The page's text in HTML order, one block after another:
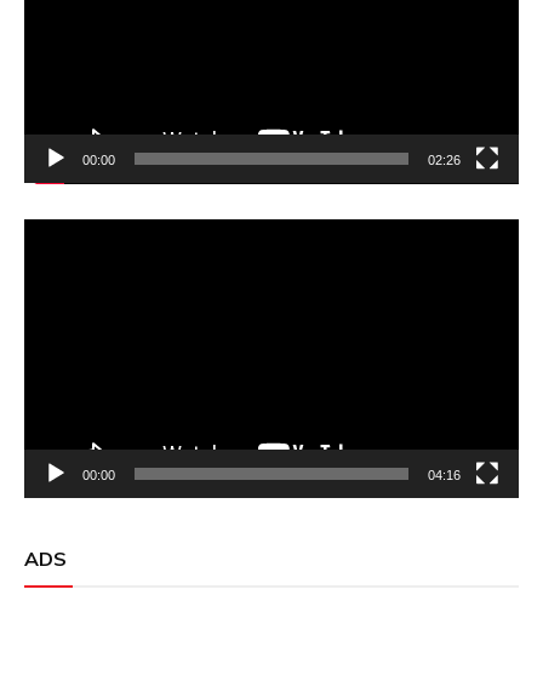
00:00 02:26
00:00 04:16
ADS